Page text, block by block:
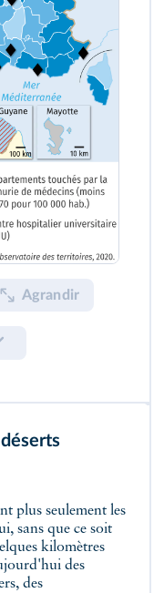
Agrandir
plus seulement les
sans que ce soit
kilomètres
des
des